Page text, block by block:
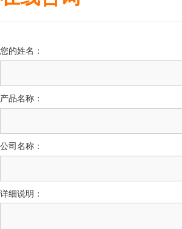
您的姓名：
产品名称：
公司名称：
详细说明：